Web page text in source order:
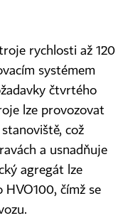
rychlosti až 120
systémem
čtvrtého
lze provozovat
což
a usnadňuje
agregát lze
čímž se